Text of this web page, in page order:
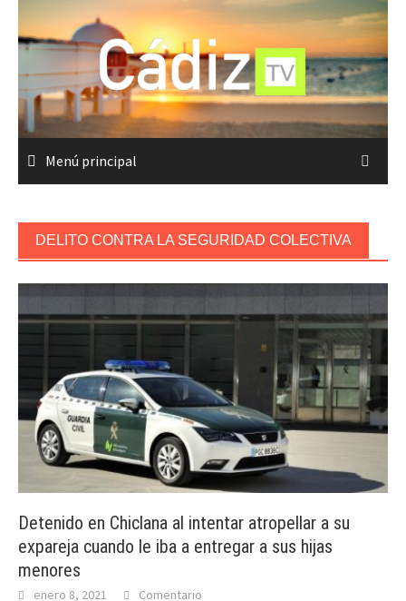
contenido
Menú principal
DELITO CONTRA LA SEGURIDAD COLECTIVA
Detenido en Chiclana al intentar atropellar a su
expareja cuando le iba a entregar a sus hijas
menores
enero 8, 2021 Comentario